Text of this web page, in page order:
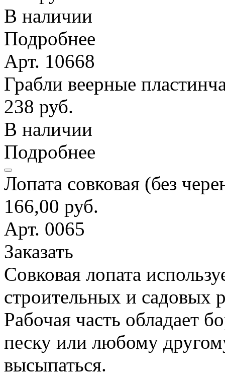
В наличии
Подробнее
Арт. 10668
Грабли веерные
238 руб.
В наличии
Подробнее
Лопата совковая (без
166,00 руб.
Арт. 0065
Заказать
Совковая лопата
строительных и садовых
Рабочая часть обладает
песку или любому
высыпаться.